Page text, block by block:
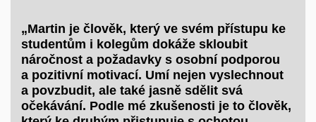
„Martin je člověk, který ve svém přístupu ke
studentům i kolegům dokáže skloubit
náročnost a požadavky s osobní podporou
a pozitivní motivací. Umí nejen vyslechnout
a povzbudit, ale také jasně sdělit svá
očekávání. Podle mé zkušenosti je to člověk,